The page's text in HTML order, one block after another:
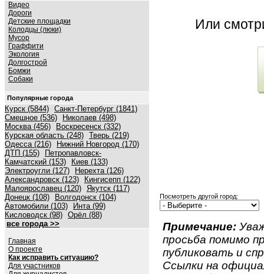
Видео
Дороги
Детские площадки
Колодцы (люки)
Мусор
Граффити
Экология
Долгострой
Бомжи
Собаки
Популярные города
Курск (5844) Санкт-Петербург (1841)
Смешное (536)
Николаев (498)
Москва (456)
Воскресенск (332)
Курская область (248) Тверь (219)
Одесса (216)
Нижний Новгород (170)
ДТП (155)
Петропавловск-
Камчатский (153)
Киев (133)
Электроугли (127)
Нерехта (126)
Александровск (123)
Кингисепп (122)
Малоярославец (120) Якутск (117)
Донецк (108)
Волгодонск (104)
Автомобили (103)
Инта (99)
Кисловодск (98) Орёл (88)
все города >>
Главная
О проекте
Как исправить ситуацию?
Для участников
Или
Посмотреть другой город:
Примечание:
просьба помимо
публиковать и
Ссылки на